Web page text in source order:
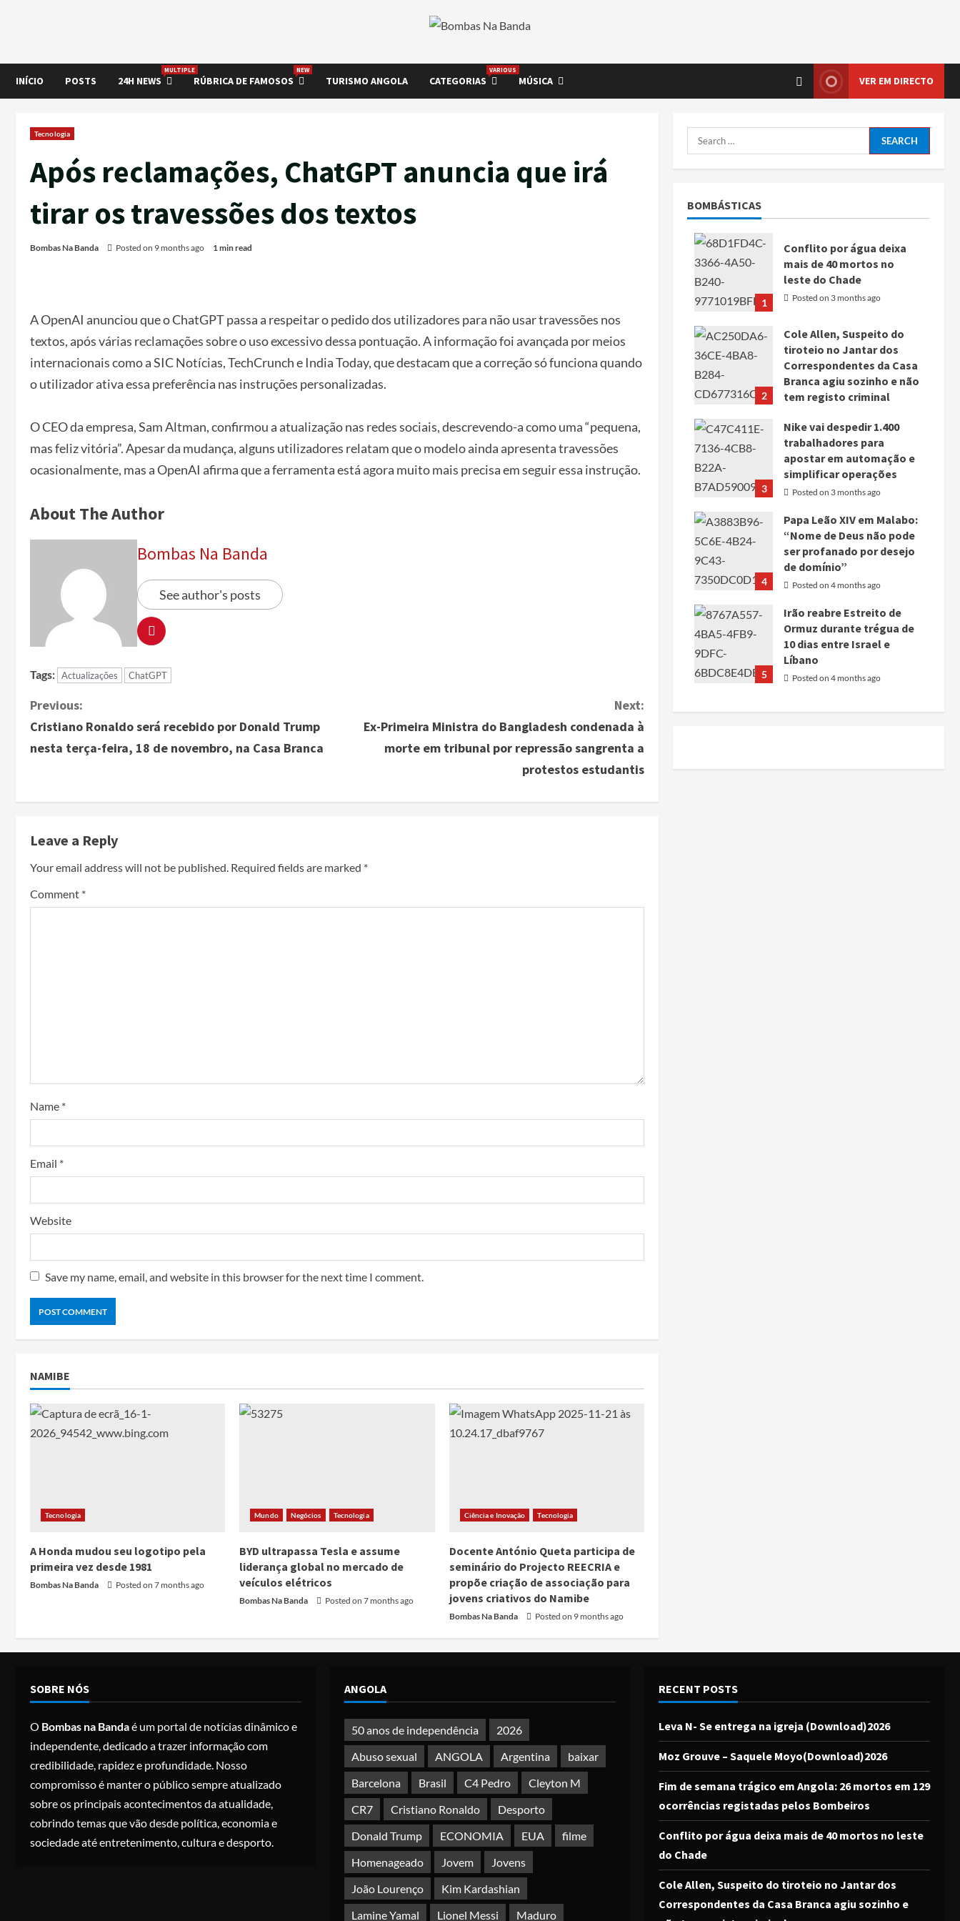
INÍCIO POSTS 24H NEWS
MULTIPLE
RÚBRICA DE FAMOSOS
NEW
TURISMO ANGOLA CATEGORIAS
VARIOUS
MÚSICA VER EM DIRECTO
Tecnologia
Após reclamações, ChatGPT anuncia que irá
tirar os travessões dos textos
Bombas Na Banda Posted on 9 months ago 1 min read
A OpenAI anunciou que o ChatGPT passa a respeitar o pedido dos utilizadores para não usar travessões nos
textos, após várias reclamações sobre o uso excessivo dessa pontuação. A informação foi avançada por meios
internacionais como a SIC Notícias, TechCrunch e India Today, que destacam que a correção só funciona quando
o utilizador ativa essa preferência nas instruções personalizadas.
O CEO da empresa, Sam Altman, confirmou a atualização nas redes sociais, descrevendo-a como uma “pequena,
mas feliz vitória”. Apesar da mudança, alguns utilizadores relatam que o modelo ainda apresenta travessões
ocasionalmente, mas a OpenAI afirma que a ferramenta está agora muito mais precisa em seguir essa instrução.
About The Author
Bombas Na Banda
See author's posts
Tags: Actualizações ChatGPT
Previous:
Cristiano Ronaldo será recebido por Donald Trump
nesta terça-feira, 18 de novembro, na Casa Branca
Next:
Ex-Primeira Ministra do Bangladesh condenada à
morte em tribunal por repressão sangrenta a
protestos estudantis
Leave a Reply
Your email address will not be published. Required fields are marked *
Comment *
Name *
Email *
Website
Save my name, email, and website in this browser for the next time I comment.
NAMIBE
Tecnologia
A Honda mudou seu logotipo pela
primeira vez desde 1981
Bombas Na Banda Posted on 7 months ago
Mundo Negócios Tecnologia
BYD ultrapassa Tesla e assume
liderança global no mercado de
veículos elétricos
Bombas Na Banda Posted on 7 months ago
Ciência e Inovação Tecnologia
Docente António Queta participa de
seminário do Projecto REECRIA e
propõe criação de associação para
jovens criativos do Namibe
Bombas Na Banda Posted on 9 months ago
BOMBÁSTICAS
1
Conflito por água deixa
mais de 40 mortos no
leste do Chade
Posted on 3 months ago
2
Cole Allen, Suspeito do
tiroteio no Jantar dos
Correspondentes da Casa
Branca agiu sozinho e não
tem registo criminal
3
Nike vai despedir 1.400
trabalhadores para
apostar em automação e
simplificar operações
Posted on 3 months ago
4
Papa Leão XIV em Malabo:
“Nome de Deus não pode
ser profanado por desejo
de domínio”
Posted on 4 months ago
5
Irão reabre Estreito de
Ormuz durante trégua de
10 dias entre Israel e
Líbano
Posted on 4 months ago
SOBRE NÓS
O Bombas na Bandaé um portal de notícias dinâmico e
independente, dedicado a trazer informação com
credibilidade, rapidez e profundidade. Nosso
compromisso é manter o público sempre atualizado
sobre os principais acontecimentos da atualidade,
cobrindo temas que vão desde política, economia e
sociedade até entretenimento, cultura e desporto.
ANGOLA
50 anos de independência
2026
Abuso sexual
ANGOLA Argentina
baixar
Barcelona
Brasil C4 Pedro
Cleyton M
CR7
Cristiano Ronaldo
Desporto
Donald Trump
ECONOMIA EUA
filme
Homenageado
Jovem
Jovens
João Lourenço
Kim Kardashian
Lamine Yamal
Lionel Messi Maduro
RECENT POSTS
Leva N- Se entrega na igreja (Download)2026
Moz Grouve – Saquele Moyo(Download)2026
Fim de semana trágico em Angola: 26 mortos em 129
ocorrências registadas pelos Bombeiros
Conflito por água deixa mais de 40 mortos no leste
do Chade
Cole Allen, Suspeito do tiroteio no Jantar dos
Correspondentes da Casa Branca agiu sozinho e